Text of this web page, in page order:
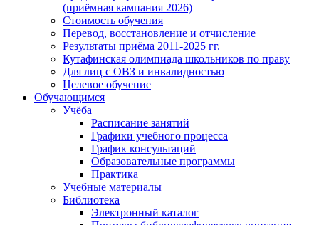
(приёмная кампания 2026)
Стоимость обучения
Перевод, восстановление и отчисление
Результаты приёма 2011-2025 гг.
Кутафинская олимпиада школьников по праву
Для лиц с ОВЗ и инвалидностью
Целевое обучение
Обучающимся
Учёба
Расписание занятий
Графики учебного процесса
График консультаций
Образовательные программы
Практика
Учебные материалы
Библиотека
Электронный каталог